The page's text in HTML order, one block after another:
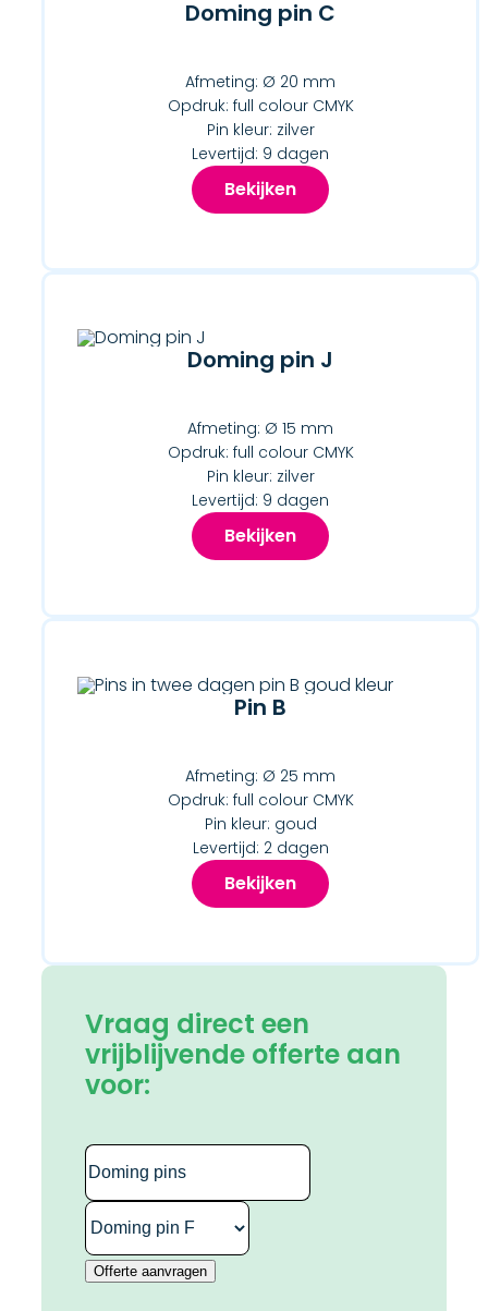
Doming pin C
Afmeting: Ø 20 mm
Opdruk: full colour CMYK
Pin kleur: zilver
Levertijd: 9 dagen
Bekijken
Doming pin J
Afmeting: Ø 15 mm
Opdruk: full colour CMYK
Pin kleur: zilver
Levertijd: 9 dagen
Bekijken
Pin B
Afmeting: Ø 25 mm
Opdruk: full colour CMYK
Pin kleur: goud
Levertijd: 2 dagen
Bekijken
Vraag direct een
vrijblijvende offerte aan
voor: